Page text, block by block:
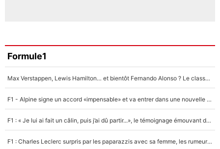
Formule1
Max Verstappen, Lewis Hamilton… et bientôt Fernando Alonso ? Le classement des pilotes les mieux payés en Formule 1 risque de changer !
F1 - Alpine signe un accord «impensable» et va entrer dans une nouvelle dimension : Grande nouvelle pour Pierre Gasly !
F1 : « Je lui ai fait un câlin, puis j’ai dû partir...», le témoignage émouvant de Max Verstappen sur sa fille
F1 : Charles Leclerc surpris par les paparazzis avec sa femme, les rumeurs étaient vraies !